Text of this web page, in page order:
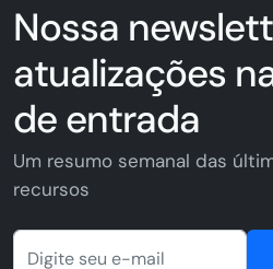
Nossa
atualizações
de entrada
Um resumo semanal das
recursos